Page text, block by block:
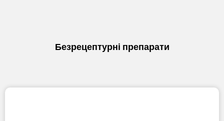
Безрецептурні препарати